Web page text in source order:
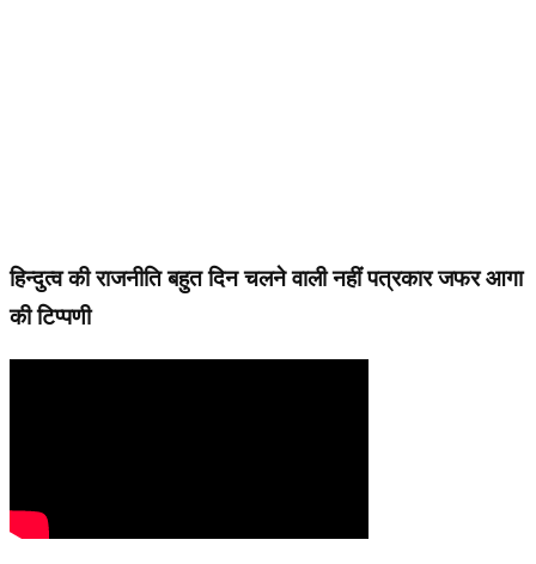
हिन्दुत्व की राजनीति बहुत दिन चलने वाली नहीं पत्रकार जफर आगा
की टिप्पणी